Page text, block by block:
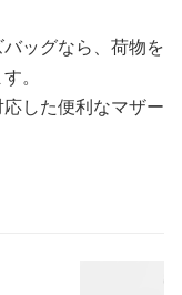
ッグなら、荷物を
。
した便利なマザー